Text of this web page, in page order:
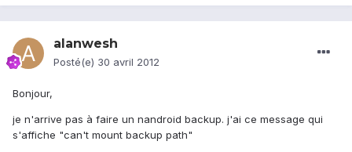
alanwesh
Posté(e) 30 avril 2012
Bonjour,
je n'arrive pas à faire un nandroid backup. j'ai ce message qui
s'affiche "can't mount backup path"